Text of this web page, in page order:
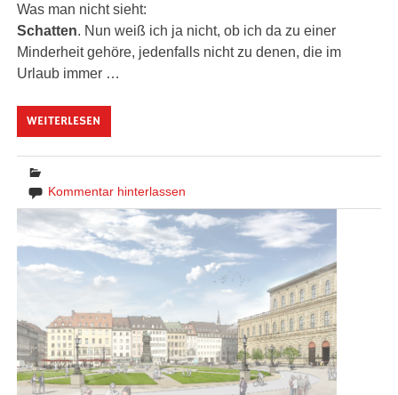
Was man nicht sieht:
Schatten. Nun weiß ich ja nicht, ob ich da zu einer
Minderheit gehöre, jedenfalls nicht zu denen, die im
Urlaub immer …
WEITERLESEN
Kommentar hinterlassen